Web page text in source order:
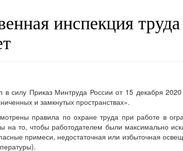
инспекция
в силу Приказ Минтруда России от 15 декабря
и замкнутых пространствах».
правила по охране труда при работе в
на то, чтобы работодателем были максимально
примеси, недостаточная или избыточная